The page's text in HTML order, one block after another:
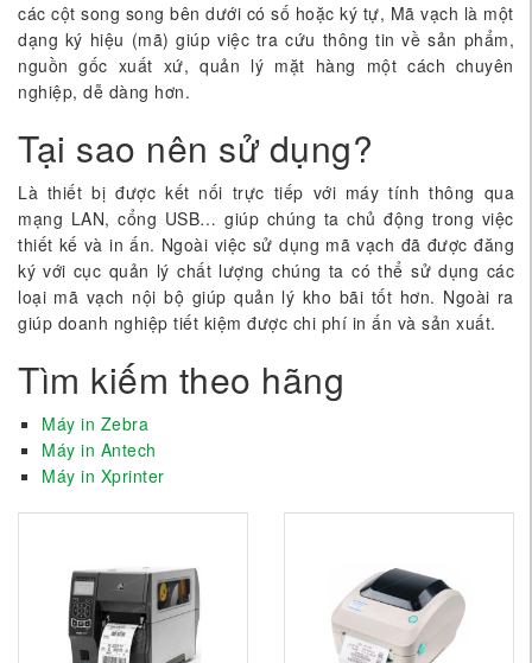
các cột song song bên dưới có số hoặc ký tự, Mã vạch là một
dạng ký hiệu (mã) giúp việc tra cứu thông tin về sản phẩm,
nguồn gốc xuất xứ, quản lý mặt hàng một cách chuyên
nghiệp, dễ dàng hơn.
Tại sao nên sử dụng?
Là thiết bị được kết nối trực tiếp với máy tính thông qua
mạng LAN, cổng USB… giúp chúng ta chủ động trong việc
thiết kế và in ấn. Ngoài việc sử dụng mã vạch đã được đăng
ký với cục quản lý chất lượng chúng ta có thể sử dụng các
loại mã vạch nội bộ giúp quản lý kho bãi tốt hơn. Ngoài ra
giúp doanh nghiệp tiết kiệm được chi phí in ấn và sản xuất.
Tìm kiếm theo hãng
Máy in Zebra
Máy in Antech
Máy in Xprinter